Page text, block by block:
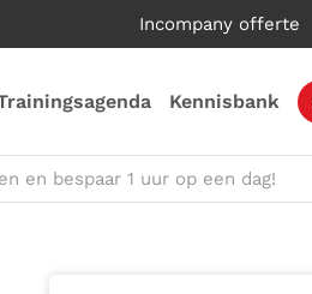
Incompany offerte
Kennisbank
en bespaar 1 uur op een dag!